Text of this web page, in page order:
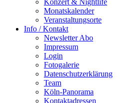
Konzert & Nightlife
Monatskalender
Veranstaltungsorte
Info / Kontakt
Newsletter Abo
Impressum
Login
Fotogalerie
Datenschutzerklärung
Team
Köln-Panorama
Kontaktadressen